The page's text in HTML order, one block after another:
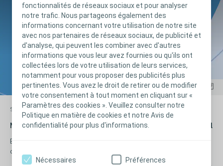
fonctionnalités de réseaux sociaux et pour analyser
notre trafic. Nous partageons également des
informations concernant votre utilisation de notre site
avec nos partenaires de réseaux sociaux, de publicité et
d'analyse, qui peuvent les combiner avec d'autres
informations que vous leur avez fournies ou qu'ils ont
collectées lors de votre utilisation de leurs services,
notamment pour vous proposer des publicités plus
pertinentes. Vous avez le droit de retirer ou de modifier
votre consentement à tout moment en cliquant sur «
Paramètres des cookies ». Veuillez consulter notre
Politique en matière de cookies et notre Avis de
confidentialité pour plus d'informations.
Nécessaires Préférences
Stomie Étude clinique
Manuel d'utilisation et guide d'interprétation Stoma-Qol
Echelle spécifique d'évaluation de l’impact d’une stomie
digestive sur la Qualité de Vie des patients